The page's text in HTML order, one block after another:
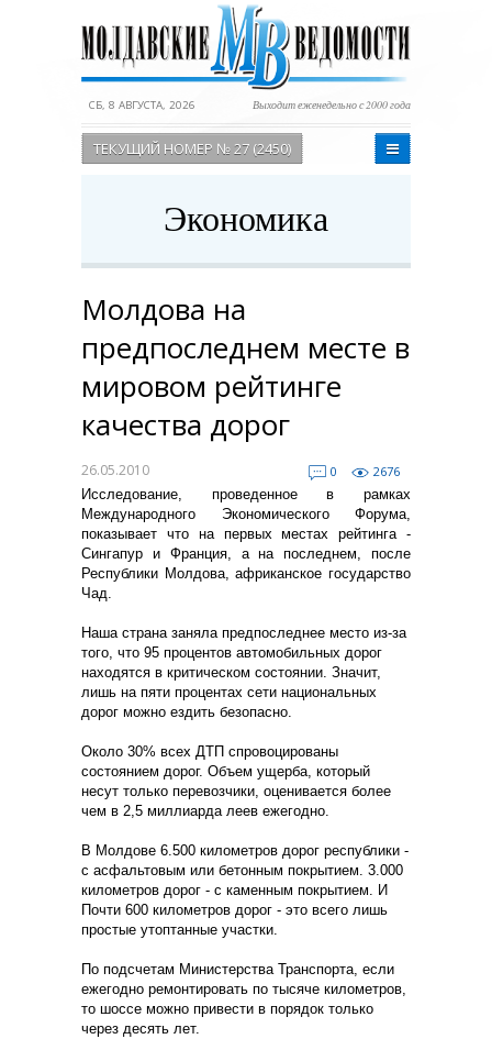
СБ, 8 АВГУСТА, 2026 Выходит еженедельно с 2000 года
ТЕКУЩИЙ НОМЕР № 27 (2450)
Экономика
Молдова на
предпоследнем месте в
мировом рейтинге
качества дорог
26.05.2010 0
2676
Исследование, проведенное в рамках
Международного Экономического Форума,
показывает что на первых местах рейтинга -
Сингапур и Франция, а на последнем, после
Республики Молдова, африканское государство
Чад.
Наша страна заняла предпоследнее место из-за
того, что 95 процентов автомобильных дорог
находятся в критическом состоянии. Значит,
лишь на пяти процентах сети национальных
дорог можно ездить безопасно.
Около 30% всех ДТП спровоцированы
состоянием дорог. Объем ущерба, который
несут только перевозчики, оценивается более
чем в 2,5 миллиарда леев ежегодно.
В Молдове 6.500 километров дорог республики -
с асфальтовым или бетонным покрытием. 3.000
километров дорог - с каменным покрытием. И
Почти 600 километров дорог - это всего лишь
простые утоптанные участки.
По подсчетам Министерства Транспорта, если
ежегодно ремонтировать по тысяче километров,
то шоссе можно привести в порядок только
через десять лет.